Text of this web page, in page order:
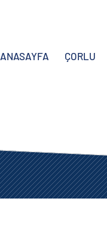
ANASAYFA ÇORLU